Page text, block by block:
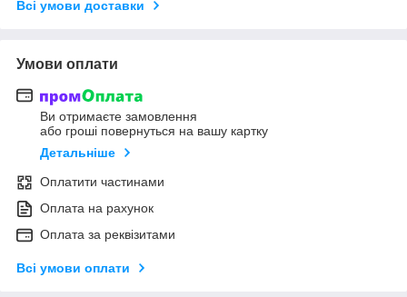
Всі умови доставки
Умови оплати
Ви отримаєте замовлення
або гроші повернуться на вашу картку
Детальніше
Оплатити частинами
Оплата на рахунок
Оплата за реквізитами
Всі умови оплати